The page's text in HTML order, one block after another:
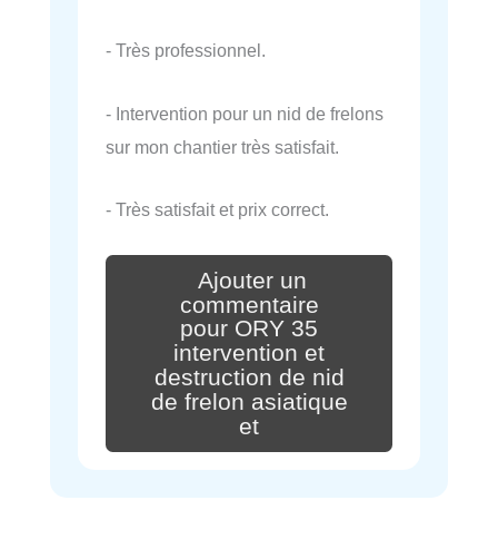
- Très professionnel.
- Intervention pour un nid de frelons
sur mon chantier très satisfait.
- Très satisfait et prix correct.
Ajouter un
commentaire
pour ORY 35
intervention et
destruction de nid
de frelon asiatique
et